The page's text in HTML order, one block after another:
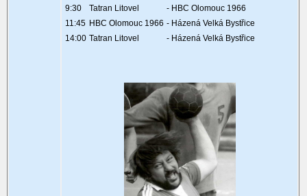
9:30
Tatran Litovel
- HBC Olomouc 1966
11:45 HBC Olomouc 1966 - Házená Velká Bystřice
14:00 Tatran Litovel - Házená Velká Bystřice